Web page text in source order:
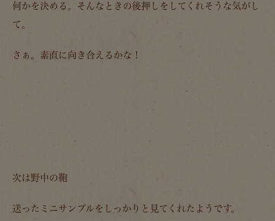
何かを決める。そんなときの後押しをしてくれそうな気がし
て。
さぁ。素直に向き合えるかな！
次は野中の鞄
送ったミニサンプルをしっかりと見てくれたようです。